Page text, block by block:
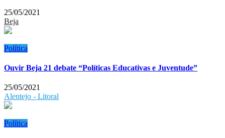
25/05/2021
Beja
Política
Ouvir Beja 21 debate “Políticas Educativas e Juventude”
25/05/2021
Alentejo - Litoral
Política